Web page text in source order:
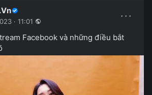
· 11:01 ···
Facebook và những điều bắt